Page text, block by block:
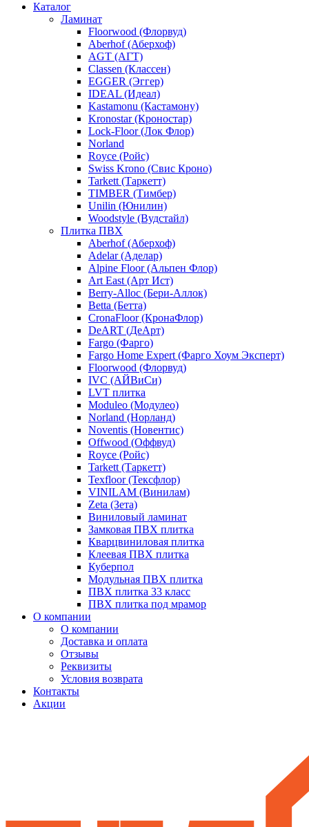
Каталог
Ламинат
Floorwood (Флорвуд)
Aberhof (Аберхоф)
AGT (АГТ)
Classen (Классен)
EGGER (Эггер)
IDEAL (Идеал)
Kastamonu (Кастамону)
Kronostar (Кроностар)
Lock-Floor (Лок Флор)
Norland
Royce (Ройс)
Swiss Krono (Свис Кроно)
Tarkett (Таркетт)
TIMBER (Тимбер)
Unilin (Юнилин)
Woodstyle (Вудстайл)
Плитка ПВХ
Aberhof (Аберхоф)
Adelar (Аделар)
Alpine Floor (Альпен Флор)
Art East (Арт Ист)
Berry-Alloc (Бери-Аллок)
Betta (Бетта)
CronaFloor (КронаФлор)
DeART (ДеАрт)
Fargo (Фарго)
Fargo Home Expert (Фарго Хоум Эксперт)
Floorwood (Флорвуд)
IVC (АЙВиСи)
LVT плитка
Moduleo (Модулео)
Norland (Норланд)
Noventis (Новентис)
Offwood (Оффвуд)
Royce (Ройс)
Tarkett (Таркетт)
Texfloor (Тексфлор)
VINILAM (Винилам)
Zeta (Зета)
Виниловый ламинат
Замковая ПВХ плитка
Кварцвиниловая плитка
Клеевая ПВХ плитка
Куберпол
Модульная ПВХ плитка
ПВХ плитка 33 класс
ПВХ плитка под мрамор
О компании
О компании
Доставка и оплата
Отзывы
Реквизиты
Условия возврата
Контакты
Акции